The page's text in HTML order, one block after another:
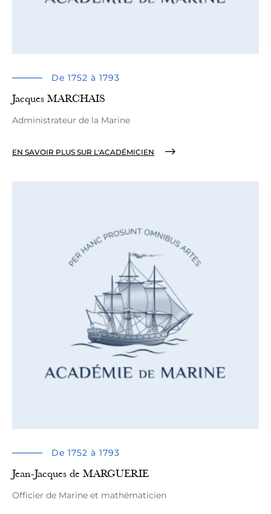
De 1752 à 1793
Jacques MARCHAIS
Administrateur de la Marine
EN SAVOIR PLUS SUR L'ACADÉMICIEN
De 1752 à 1793
Jean-Jacques de MARGUERIE
Officier de Marine et mathématicien